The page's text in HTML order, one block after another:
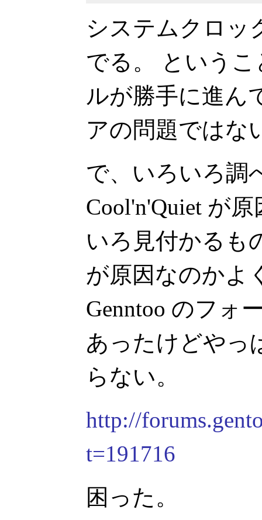
システムクロッ
でる。 という
ルが勝手に進ん
アの問題ではな
で、いろいろ調
Cool'n'Quiet が
いろ見付かるも
が原因なのかよ
Genntoo のフォ
あったけどやっ
らない。
http://
t=191716
困った。